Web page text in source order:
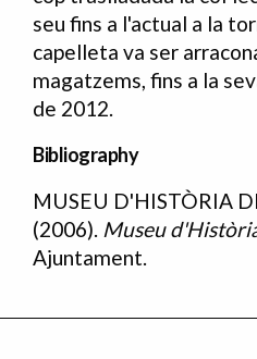
seu fins a l'actual a la
capelleta va ser
magatzems, fins a la
de 2012.
Bibliography
Bibliografia
MUSEU D'HISTÒRIA
(2006). Museu
Ajuntament.